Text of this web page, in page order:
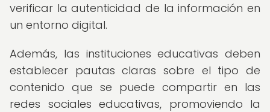
verificar la autenticidad de la información en
un entorno digital.
Además, las instituciones educativas deben
establecer pautas claras sobre el tipo de
contenido que se puede compartir en las
redes sociales educativas, promoviendo la